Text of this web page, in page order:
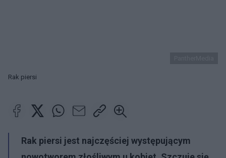
Rak piersi
Rak piersi jest najczęściej występującym